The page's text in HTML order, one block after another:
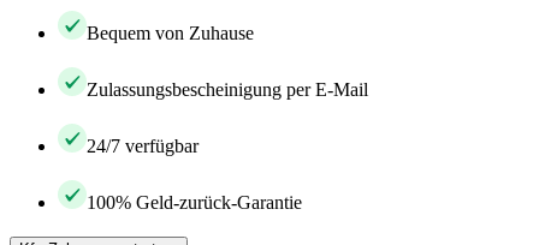
Bequem von Zuhause
Zulassungsbescheinigung per E-Mail
24/7 verfügbar
100% Geld-zurück-Garantie